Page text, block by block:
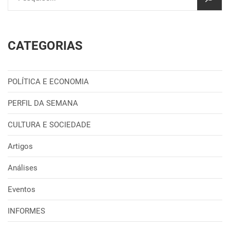
CATEGORIAS
POLÍTICA E ECONOMIA
PERFIL DA SEMANA
CULTURA E SOCIEDADE
Artigos
Análises
Eventos
INFORMES